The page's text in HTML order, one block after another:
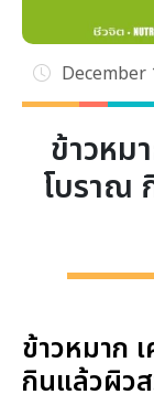
December
ข้าวหม
โบราณ
ข้าวหมาก
กินแล้วผิว